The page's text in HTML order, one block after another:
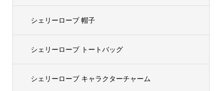
シェリーローブ 帽子
シェリーローブ トートバッグ
シェリーローブ キャラクターチャーム